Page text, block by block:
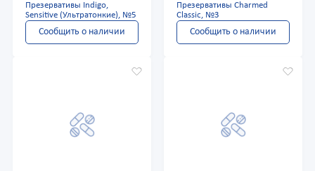
Презервативы Indigo,
Sensitive (Ультратонкие), №5
Сообщить о наличии
Презервативы Charmed
Classic, №3
Сообщить о наличии